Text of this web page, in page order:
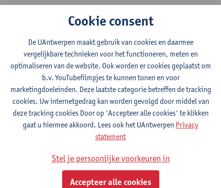
Contact
Stadscampus
Toon e-mailadres
Cookie consent
De UAntwerpen maakt gebruik van cookies en daarmee
vergelijkbare technieken voor het functioneren, meten en
optimaliseren van de website. Ook worden er cookies geplaatst om
b.v. YouTubefilmpjes te kunnen tonen en voor
marketingdoeleinden. Deze laatste categorie betreffen de tracking
cookies. Uw internetgedrag kan worden gevolgd door middel van
deze tracking cookies Door op 'Accepteer alle cookies' te klikken
gaat u hiermee akkoord. Lees ook het UAntwerpen Privacy
statement
Stel je persoonlijke voorkeuren in
Accepteer alle cookies